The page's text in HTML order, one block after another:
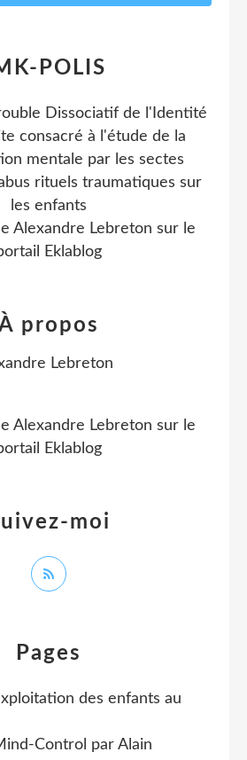
Pages
des enfants au
Control par Alain
POLIS
Dissociatif de l'Identité
consacré à l'étude de la
mentale par les sectes
rituels traumatiques sur
les enfants
Alexandre Lebreton sur le
Eklablog
moi
propos
Alexandre Lebreton sur le
Eklablog